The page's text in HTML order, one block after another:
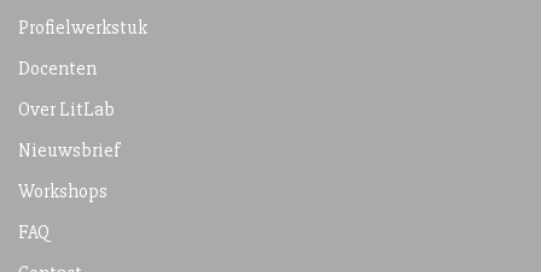
Profielwerkstuk
Docenten
Over LitLab
Nieuwsbrief
Workshops
FAQ